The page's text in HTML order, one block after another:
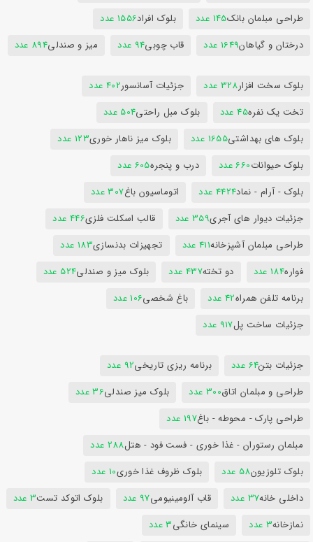
طراحی مبلمان بانک145 عدد بلوک افراد1556 عدد
درختان و گیاهان1649 عدد قاب چوبی94 عدد میز و صندلی894 عدد
بلوک سخت افزار328 عدد جزئیات آسانسور402 عدد
تخت یک نفره45 عدد بلوک مبل راحتی504 عدد
بلوک های بهداشتی1655 عدد بلوک میز ناهار خوری123 عدد
بلوک حیوانات660 عدد درب و پنجره605 عدد
بلوک - آرام - نماد4424 عدد اتوماسیون باغ307 عدد
جزئیات دیوار های آجری359 عدد قالب اسکلت فلزی446 عدد
طراحی مبلمان آشپزخانه411 عدد تجهیزات بدنسازی183 عدد
فواره184 عدد دو تخته437 عدد بلوک میز و صندلی524 عدد
برنامه تلفن همراه42 عدد باغ شخصی106 عدد
جزئیات ساخت پل917 عدد
جزئیات بتن64 عدد برنامه ریزی تاریخی92 عدد
طراحی و مبلمان اتاق300 عدد بلوک میز صندلی36 عدد
طراحی پارک - محوطه - باغ197 عدد
مبلمان رستوران - غذا خوری - فست فود - هتل288 عدد
بلوک تلوزیون58 عدد بلوک ظروف غذا خوری10 عدد
داخلی خانه37 عدد قاب آلومینیومی97 عدد بلوک اتوکد تست3 عدد
نمازخانه3 عدد سینمای خانگی3 عدد